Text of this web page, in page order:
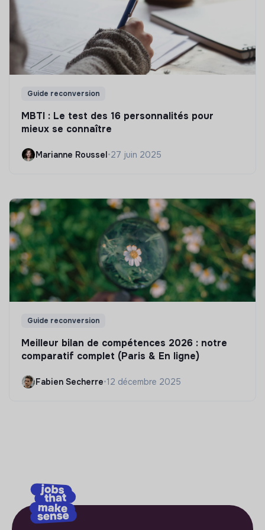
Guide reconversion
MBTI : Le test des 16 personnalités pour
mieux se connaître
Marianne Roussel•27 juin 2025
Guide reconversion
Meilleur bilan de compétences 2026 : notre
comparatif complet (Paris & En ligne)
Fabien Secherre•12 décembre 2025